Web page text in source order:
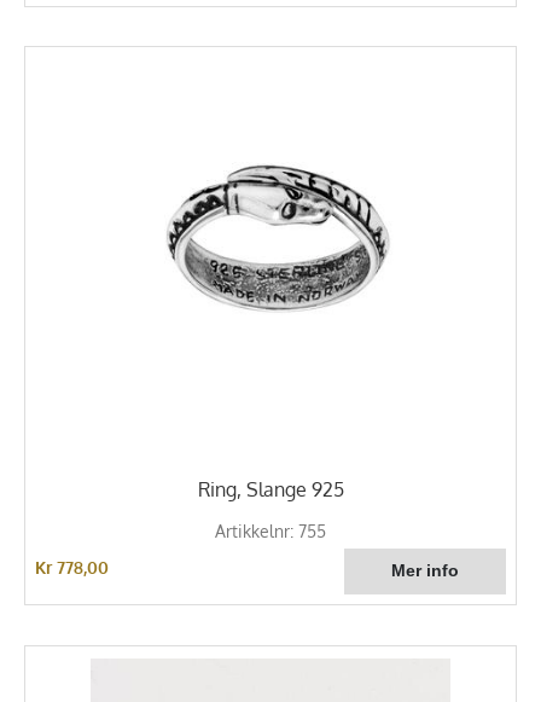
Ring, Slange 925
Artikkelnr: 755
Kr 778,00